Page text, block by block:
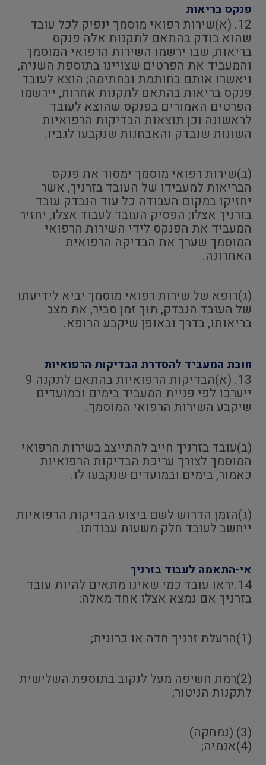
פנקס בריאות
12. (א)שירות רפואי מוסמך ינפיק לכל עובד
שהוא בודק בהתאם לתקנות אלה פנקס
בריאות, שבו ירשמו השירות הרפואי המוסמך
והמעביד את הפרטים שצויינו בתוספת השניה,
ויאשרו אותם בחותמת ובחתימה; הוצא לעובד
פנקס בריאות בהתאם לתקנות אחרות, יירשמו
הפרטים האמורים בפנקס שהוצא לעובד
לראשונה וכן תוצאות הבדיקות הרפואיות
השונות שנבדק והאבחנות שנקבעו לגביו.
(ב)שירות רפואי מוסמך ימסור את פנקס
הבריאות למעבידו של העובד בזרניך, אשר
יחזיקו במקום העבודה כל עוד הנבדק עובד
בזרניך אצלו; הפסיק העובד לעבוד אצלו, יחזיר
המעביד את הפנקס לידי השירות הרפואי
המוסמך שערך את הבדיקה הרפואית
האחרונה.
(ג)רופא של שירות רפואי מוסמך יביא לידיעתו
של העובד הנבדק, תוך זמן סביר, את מצב
בריאותו, בדרך ובאופן שיקבע הרופא.
חובת המעביד להסדרת הבדיקות הרפואיות
13. (א)הבדיקות הרפואיות בהתאם לתקנה 9
ייערכו לפי פניית המעביד בימים ובמועדים
שיקבע השירות הרפואי המוסמך.
(ב)עובד בזרניך חייב להתייצב בשירות הרפואי
המוסמך לצורך עריכת הבדיקות הרפואיות
כאמור, בימים ובמועדים שנקבעו לו.
(ג)הזמן הדרוש לשם ביצוע הבדיקות הרפואיות
ייחשב לעובד חלק משעות עבודתו.
אי-התאמה לעבוד בזרניך
14.יראו עובד כמי שאינו מתאים להיות עובד
בזרניך אם נמצא אצלו אחד מאלה:
(1)הרעלת זרניך חדה או כרונית;
(2)רמת חשיפה מעל לנקוב בתוספת השלישית
לתקנות הניטור;
(3) (נמחקה)
(4)אנמיה;